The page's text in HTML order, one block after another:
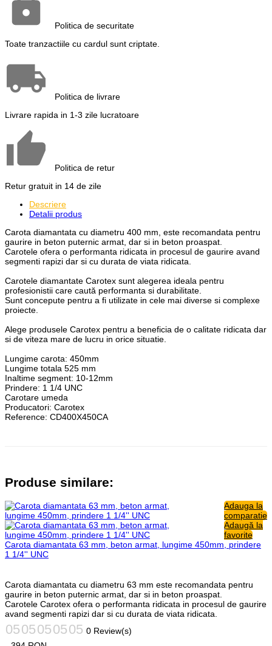
Politica de securitate
Toate tranzactiile cu cardul sunt criptate.
Politica de livrare
Livrare rapida in 1-3 zile lucratoare
Politica de retur
Retur gratuit in 14 de zile
Descriere
Detalii produs
Carota diamantata cu diametru 400 mm, este recomandata pentru
gaurire in beton puternic armat, dar si in beton proaspat.
Carotele ofera o performanta ridicata in procesul de gaurire avand
segmenti rapizi dar si cu durata de viata ridicata.
Carotele diamantate Carotex sunt alegerea ideala pentru
profesionistii care caută performanta si durabilitate.
Sunt concepute pentru a fi utilizate in cele mai diverse si complexe
proiecte.
Alege produsele Carotex pentru a beneficia de o calitate ridicata dar
si de viteza mare de lucru in orice situatie.
Lungime carota: 450mm
Lungime totala 525 mm
Inaltime segment: 10-12mm
Prindere: 1 1/4 UNC
Carotare umeda
Producatori: Carotex
Reference: CD400X450CA
Produse similare:
Adauga la
comparatie
Adaugă la
favorite
Carota diamantata 63 mm, beton armat, lungime 450mm, prindere
1 1/4'' UNC
Carota diamantata cu diametru 63 mm este recomandata pentru
gaurire in beton puternic armat, dar si in beton proaspat.
Carotele Carotex ofera o performanta ridicata in procesul de gaurire
avand segmenti rapizi dar si cu durata de viata ridicata.
0 Review(s)